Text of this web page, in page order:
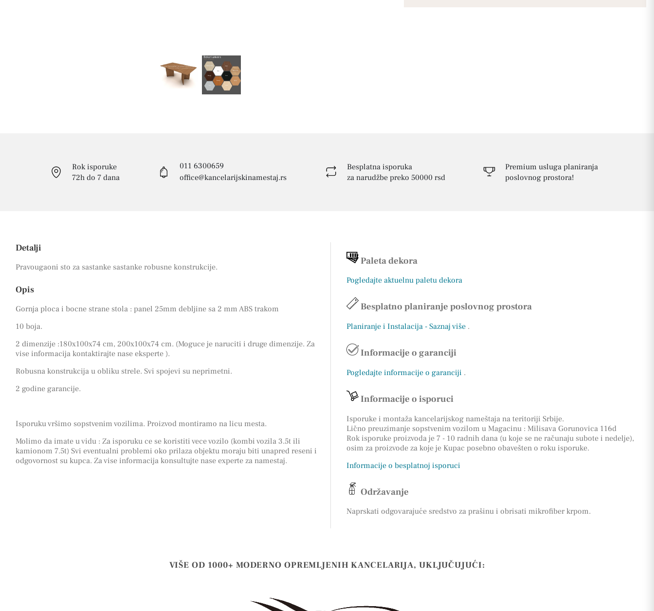
Rok isporuke
72h do 7 dana
011 6300659
office@kancelarijskinamestaj.rs
Besplatna isporuka
za narudžbe preko 50000 rsd
Premium usluga planiranja
poslovnog prostora!
Detalji
Pravougaoni sto za sastanke sastanke robusne konstrukcije.
Opis
Gornja ploca i bocne strane stola : panel 25mm debljine sa 2 mm ABS trakom
10 boja.
2 dimenzije :180x100x74 cm, 200x100x74 cm. (Moguce je naruciti i druge dimenzije. Za
vise informacija kontaktirajte nase eksperte ).
Robusna konstrukcija u obliku strele. Svi spojevi su neprimetni.
2 godine garancije.
Isporuku vršimo sopstvenim vozilima. Proizvod montiramo na licu mesta.
Molimo da imate u vidu : Za isporuku ce se koristiti vece vozilo (kombi vozila 3.5t ili
kamionom 7.5t) Svi eventualni problemi oko prilaza objektu moraju biti unapred reseni i
odgovornost su kupca. Za vise informacija konsultujte nase experte za namestaj.
Paleta dekora
Pogledajte aktuelnu paletu dekora
Besplatno planiranje poslovnog prostora
Planiranje i Instalacija - Saznaj više .
Informacije o garanciji
Pogledajte informacije o garanciji .
Informacije o isporuci
Isporuke i montaža kancelarijskog nameštaja na teritoriji Srbije.
Lično preuzimanje sopstvenim vozilom u Magacinu : Milisava Gorunovica 116d
Rok isporuke proizvoda je 7 - 10 radnih dana (u koje se ne računaju subote i nedelje),
osim za proizvode za koje je Kupac posebno obavešten o roku isporuke.
Informacije o besplatnoj isporuci
Održavanje
Naprskati odgovarajuće sredstvo za prašinu i obrisati mikrofiber krpom.
VIŠE OD 1000+ MODERNO OPREMLJENIH KANCELARIJA, UKLJUČUJUĆI: